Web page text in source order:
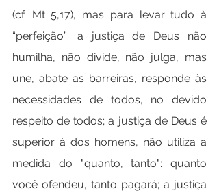
(cf. Mt 5,17), mas para levar tudo à
“perfeição”: a justiça de Deus não
humilha, não divide, não julga, mas
une, abate as barreiras, responde às
necessidades de todos, no devido
respeito de todos; a justiça de Deus é
superior à dos homens, não utiliza a
medida do "quanto, tanto": quanto
você ofendeu, tanto pagará; a justiça